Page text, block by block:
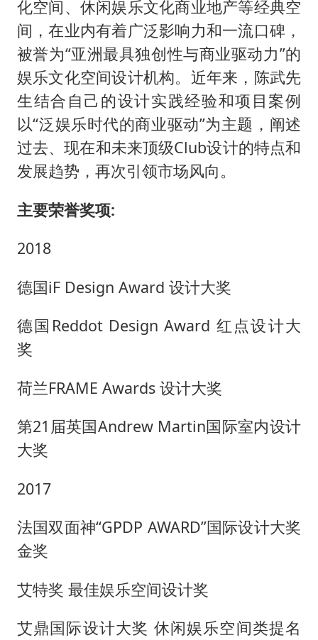
化空间、休闲娱乐文化商业地产等经典空
间，在业内有着广泛影响力和一流口碑，
被誉为“亚洲最具独创性与商业驱动力”的
娱乐文化空间设计机构。近年来，陈武先
生结合自己的设计实践经验和项目案例
以“泛娱乐时代的商业驱动”为主题，阐述
过去、现在和未来顶级Club设计的特点和
发展趋势，再次引领市场风向。
主要荣誉奖项:
2018
德国iF Design Award 设计大奖
德国 Reddot Design Award 红点设计大
奖
荷兰FRAME Awards 设计大奖
第21届英国Andrew Martin国际室内设计
大奖
2017
法国双面神“GPDP AWARD”国际设计大奖
金奖
艾特奖 最佳娱乐空间设计奖
艾鼎国际设计大奖 休闲娱乐空间类提名